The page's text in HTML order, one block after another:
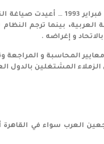
4) وفى اجتماع الهيئة العامة للاتحاد العام
بينما ترجم النظام
و إغراضه .
المحاسبة و
المشتغلين بالدول
العرب سواء في القاهرة